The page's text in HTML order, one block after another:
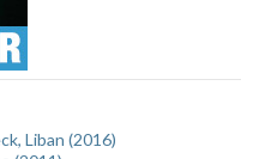
Liban (2016)